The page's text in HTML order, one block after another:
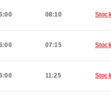
08:10
07:15
11:25